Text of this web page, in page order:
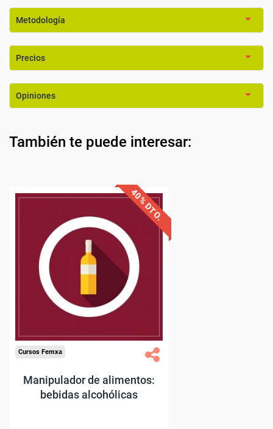
Metodología
Precios
Opiniones
También te puede interesar: